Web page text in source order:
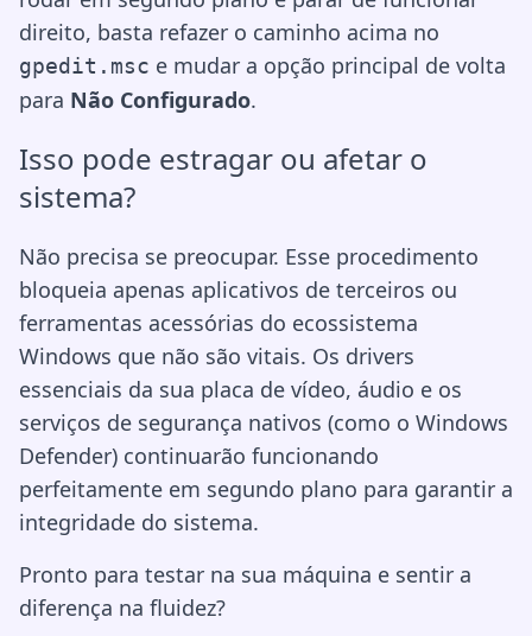
direito, basta refazer o caminho acima no
gpedit.msc e mudar a opção principal de volta
para Não Configurado.
Isso pode estragar ou afetar o
sistema?
Não precisa se preocupar. Esse procedimento
bloqueia apenas aplicativos de terceiros ou
ferramentas acessórias do ecossistema
Windows que não são vitais. Os drivers
essenciais da sua placa de vídeo, áudio e os
serviços de segurança nativos (como o Windows
Defender) continuarão funcionando
perfeitamente em segundo plano para garantir a
integridade do sistema.
Pronto para testar na sua máquina e sentir a
diferença na fluidez?